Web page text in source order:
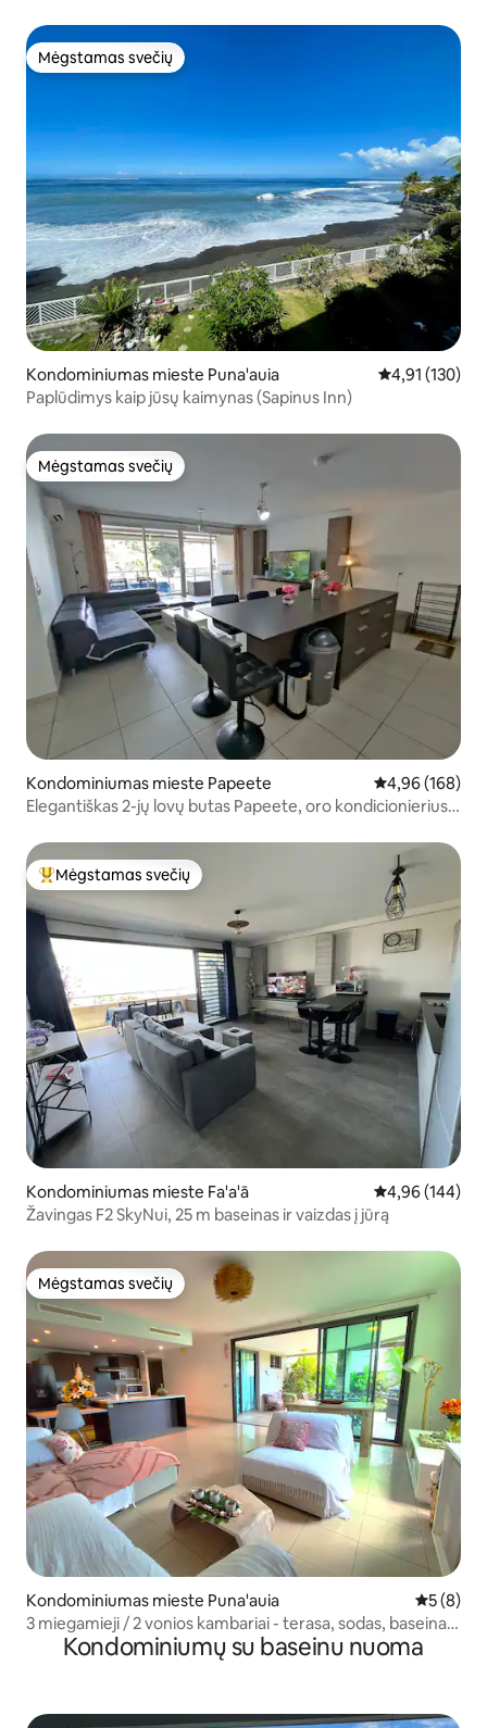
Mėgstamas svečių
Mėgstamas svečių
Kondominiumas mieste Puna'auia Vidutinis
4,91 (130)
Paplūdimys kaip jūsų kaimynas (Sapinus Inn)
Mėgstamas svečių
Mėgstamas svečių
Kondominiumas mieste Papeete Vidutinis
4,96 (168)
Elegantiškas 2-jų lovų butas Papeete, oro kondicionierius,
Svečių mėgstamiausias
Mėgstamas svečių
Kondominiumas mieste Fa'a'ā Vidutinis
4,96 (144)
Žavingas F2 SkyNui, 25 m baseinas ir vaizdas į jūrą
Mėgstamas svečių
Mėgstamas svečių
Kondominiumas mieste Puna'auia Vidutinis
5 (8)
3 miegamieji / 2 vonios kambariai - terasa, sodas, baseinas,
automobilių stovėjimo aikštelė
Kondominiumų su baseinu nuoma